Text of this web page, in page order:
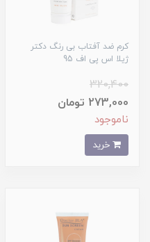
کرم ضد آفتاب بی رنگ دکتر
ژیلا اس پی اف 95
320,400
273,000 تومان
ناموجود